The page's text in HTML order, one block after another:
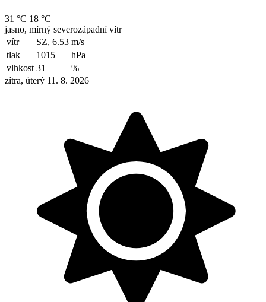
31 °C 18 °C
jasno, mírný severozápadní vítr
vítr
SZ, 6.53 m/s
tlak
1015
hPa
vlhkost 31
%
zítra, úterý 11. 8. 2026